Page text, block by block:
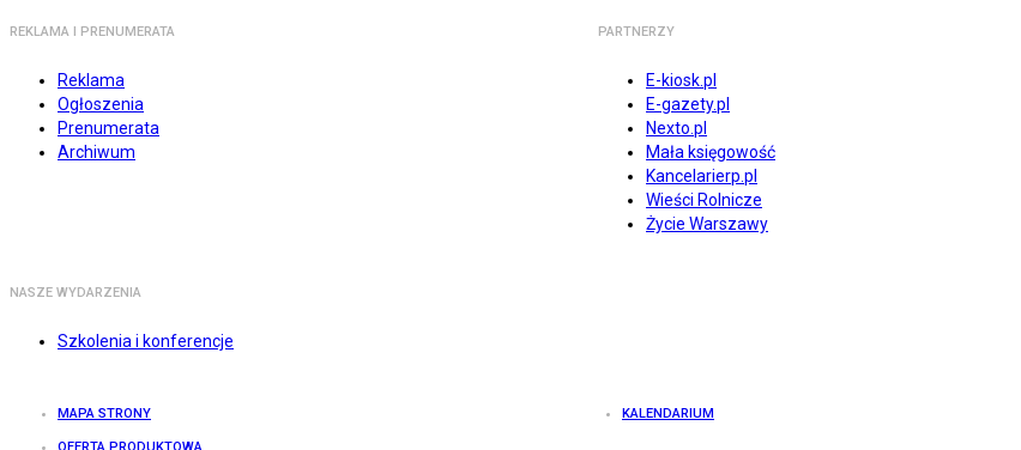
REKLAMA I PRENUMERATA
Reklama
Ogłoszenia
Prenumerata
Archiwum
PARTNERZY
E-kiosk.pl
E-gazety.pl
Nexto.pl
Mała księgowość
Kancelarierp.pl
Wieści Rolnicze
Życie Warszawy
NASZE WYDARZENIA
Szkolenia i konferencje
MAPA STRONY KALENDARIUM